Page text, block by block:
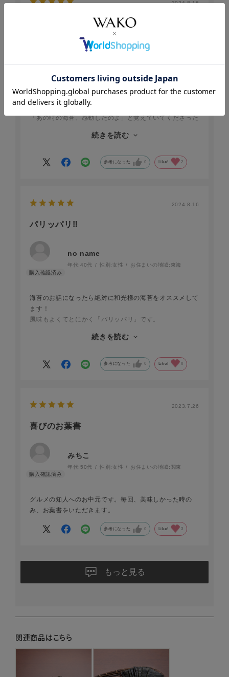
2024.8.16
no name
年代:60代 性別:女性 お住まいの地域:関東
ご高齢のグルメな方へお渡しして大変喜んでいただきまし
た。７年くらい前に一度お送りしたことがあるのですが、
「あの時の海苔、感動したのよ」と覚えていてくださった
品を選ぶのにも気を使います。今回、海苔にして正解だっ
続きを読む
参考になった 0 Like! 2
2024.8.16
パリッパリ‼︎
no name
年代:40代 性別:女性 お住まいの地域: 東海
海苔のお話になったら絶対に和光様の海苔をオススメして
ます！
風味もよくてとにかく「パリッパリ」です。
続きを読む
参考になった 0 Like! 0
2023.7.26
喜びのお葉書
みちこ
年代: 50代 性別:女性 お住まいの地域: 関東
グルメの知人へのお中元です。毎回、美味しかった時の
み、お葉書をいただきます。
参考になった 0 Like! 3
もっと見る
関連商品はこちら